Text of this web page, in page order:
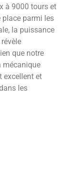
à 9000 tours et
place parmi les
la puissance
que notre
mécanique
excellent et
les